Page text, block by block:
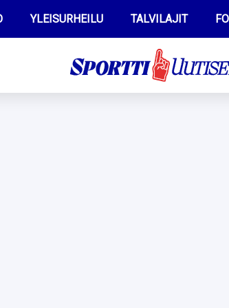
YLEISURHEILU TALVILAJIT